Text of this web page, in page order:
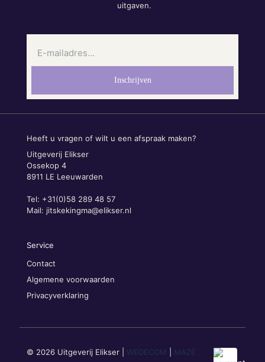
uitgaven.
Heeft u vragen of wilt u een afspraak maken?
Uitgeverij Elikser
Ossekop 4
8911 LE Leeuwarden
Tel: +31(0)58 289 48 57
Mail: jitskekingma@elikser.nl
Service
Contact
Algemene voorwaarden
Privacyverklaring
© 2026 Uitgeverij Elikser | WEDECOM MAZE